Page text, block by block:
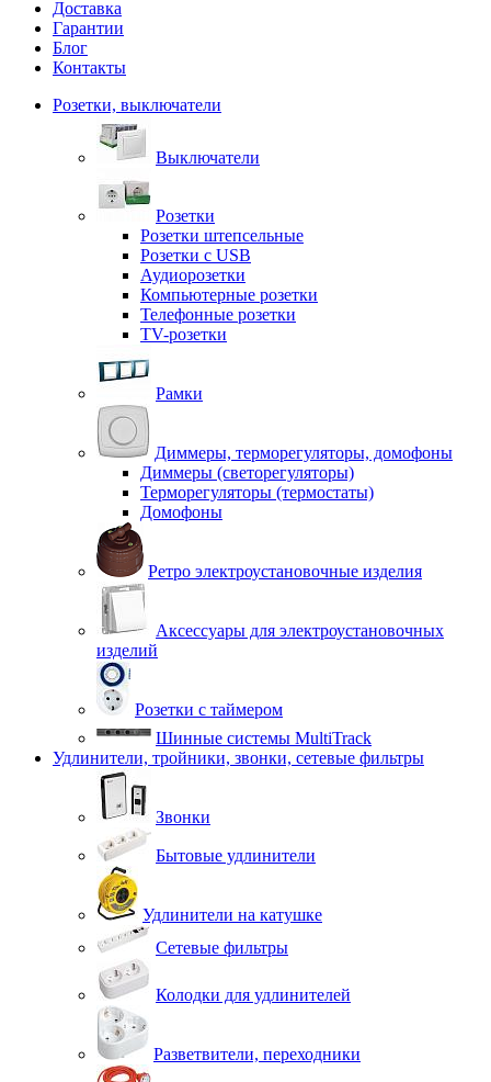
Доставка
Гарантии
Блог
Контакты
Розетки, выключатели
Выключатели
Розетки
Розетки штепсельные
Розетки с USB
Аудиорозетки
Компьютерные розетки
Телефонные розетки
TV-розетки
Рамки
Диммеры, терморегуляторы, домофоны
Диммеры (светорегуляторы)
Терморегуляторы (термостаты)
Домофоны
Ретро электроустановочные изделия
Аксессуары для электроустановочных
изделий
Розетки с таймером
Шинные системы MultiTrack
Удлинители, тройники, звонки, сетевые фильтры
Звонки
Бытовые удлинители
Удлинители на катушке
Сетевые фильтры
Колодки для удлинителей
Разветвители, переходники